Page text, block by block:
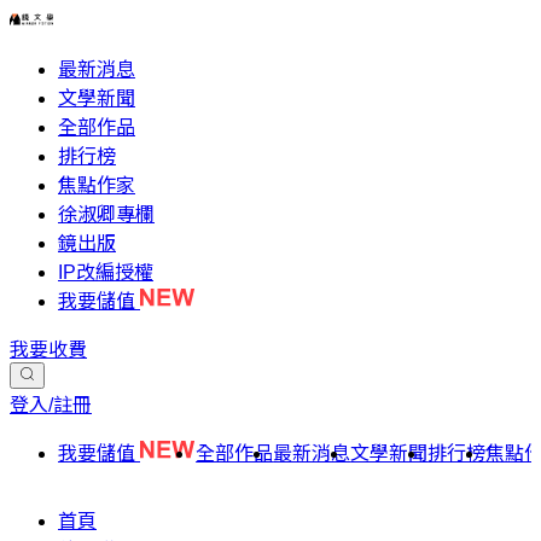
最新消息
文學新聞
全部作品
排行榜
焦點作家
徐淑卿專欄
鏡出版
IP改編授權
我要儲值
我要收費
登入/註冊
我要儲值 全部作品最新消息文學新聞排行榜焦點
首頁